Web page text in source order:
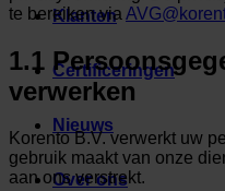
Klanten
Certificeringen
Nieuws
Over ons
te bereiken via
1.1
verwerken
Korento B.V. verwerkt uw
gebruik maakt van onze
aan ons verstrekt.